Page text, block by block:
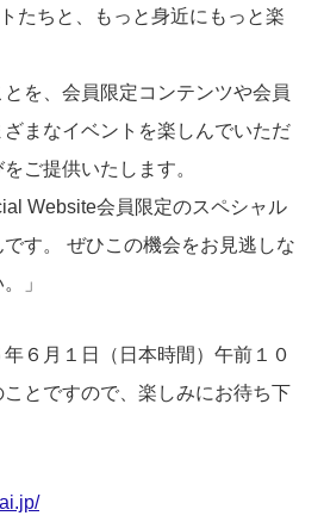
たちと、もっと身近にもっと楽
を、会員限定コンテンツや会員
まなイベントを楽しんでいただ
ご提供いたします。
Website会員限定のスペシャル
す。 ぜひこの機会をお見逃しな
」
６月１日（日本時間）午前１０
とですので、楽しみにお待ち下